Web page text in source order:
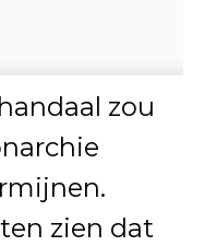
zou
zien dat